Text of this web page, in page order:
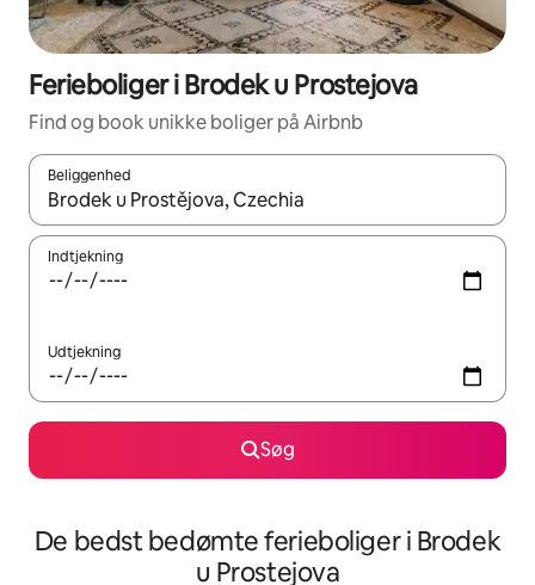
Ferieboliger i Brodek u Prostejova
Find og book unikke boliger på Airbnb
Beliggenhed
Når resultaterne er tilgængelige, skal du navigere med
Indtjekning
Udtjekning
Søg
De bedst bedømte ferieboliger i Brodek
u Prostejova